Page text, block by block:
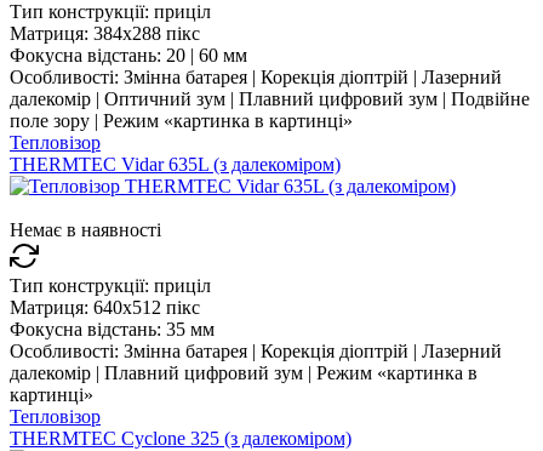
Тип конструкції: приціл
Матриця: 384x288 пікс
Фокусна відстань: 20 | 60 мм
Особливості: Змінна батарея | Корекція діоптрій | Лазерний
далекомір | Оптичний зум | Плавний цифровий зум | Подвійне
поле зору | Режим «картинка в картинці»
Тепловізор
THERMTEC Vidar 635L (з далекоміром)
Немає в наявності
Тип конструкції: приціл
Матриця: 640x512 пікс
Фокусна відстань: 35 мм
Особливості: Змінна батарея | Корекція діоптрій | Лазерний
далекомір | Плавний цифровий зум | Режим «картинка в
картинці»
Тепловізор
THERMTEC Cyclone 325 (з далекоміром)